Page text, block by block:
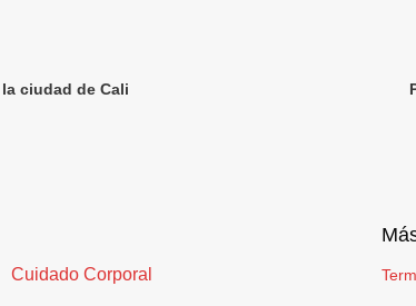
ciudad de Cali
Cuidado Corporal